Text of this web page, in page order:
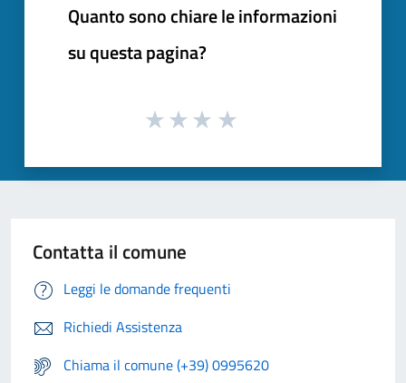
Quanto sono chiare le informazioni
su questa pagina?
Contatta il comune
Leggi le domande frequenti
Richiedi Assistenza
Chiama il comune (+39) 0995620